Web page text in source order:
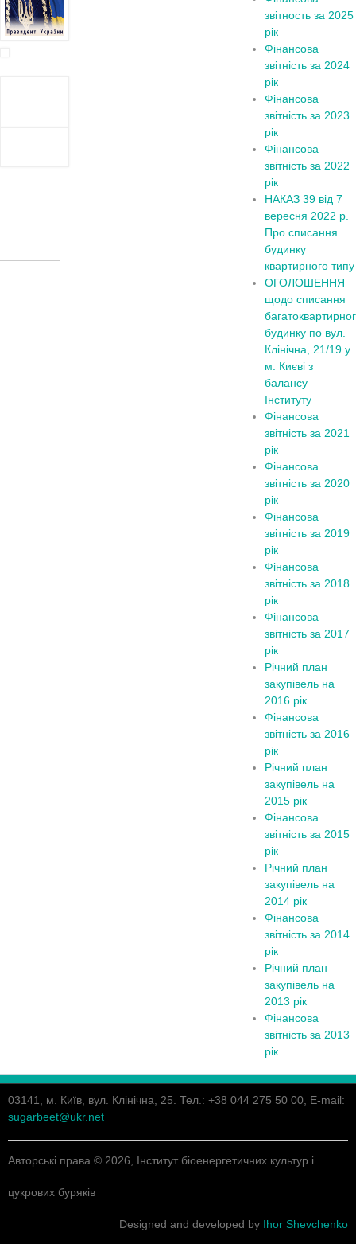
звітность за 2025
рік
Фінансова
звітність за 2024
рік
Фінансова
звітність за 2023
рік
Фінансова
звітність за 2022
рік
НАКАЗ 39 від 7
вересня 2022 р.
Про списання
будинку
квартирного типу
ОГОЛОШЕННЯ
щодо списання
будинку по вул.
Клінічна, 21/19 у
м. Києві з
балансу
Інституту
Фінансова
звітність за 2021
рік
Фінансова
звітність за 2020
рік
Фінансова
звітність за 2019
рік
Фінансова
звітність за 2018
рік
Фінансова
звітність за 2017
рік
Річний план
закупівель на
2016 рік
Фінансова
звітність за 2016
рік
Річний план
закупівель на
2015 рік
Фінансова
звітність за 2015
рік
Річний план
закупівель на
2014 рік
Фінансова
звітність за 2014
рік
Річний план
закупівель на
2013 рік
Фінансова
звітність за 2013
рік
03141, м. Київ, вул. Клінічна, 25. Тел.: +38 044 275 50 00, E-mail:
sugarbeet@ukr.net
Авторські права © 2026, Інститут біоенергетичних культур і
цукрових буряків
Designed and developed by Ihor Shevchenko